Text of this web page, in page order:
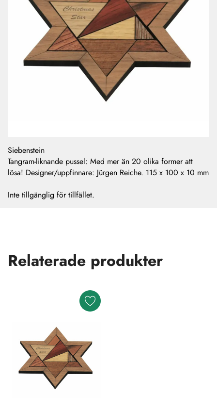
Siebenstein
Tangram-liknande pussel: Med mer än 20 olika former att
lösa! Designer/uppfinnare: Jürgen Reiche. 115 x 100 x 10 mm
Inte tillgänglig för tillfället.
Relaterade produkter